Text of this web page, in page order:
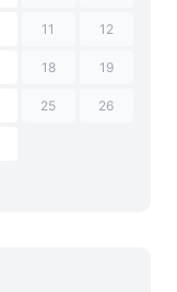
11 12
18 19
25 26